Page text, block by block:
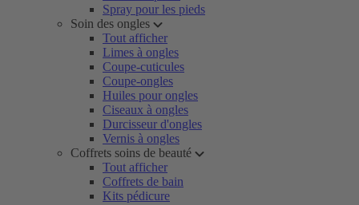
Spray pour les pieds
Soin des ongles
Tout afficher
Limes à ongles
Coupe-cuticules
Coupe-ongles
Huiles pour ongles
Ciseaux à ongles
Durcisseur d'ongles
Vernis à ongles
Coffrets soins de beauté
Tout afficher
Coffrets de bain
Kits pédicure